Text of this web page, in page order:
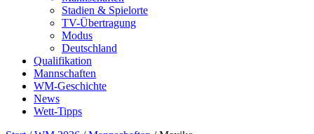
Stadien & Spielorte
TV-Übertragung
Modus
Deutschland
Qualifikation
Mannschaften
WM-Geschichte
News
Wett-Tipps